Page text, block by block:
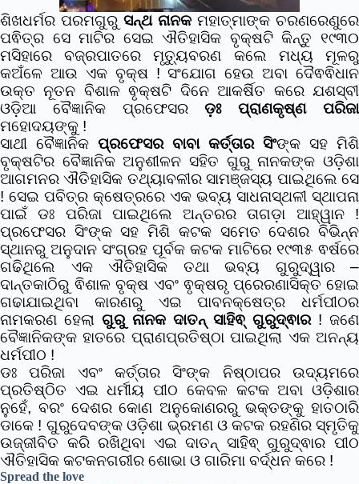
ଶିଖଧର୍ମର ପରମଗୁରୁ ସନ୍ଥ ନାନକ ମହାତ୍ମାଙ୍କ ଚରଣରେଣୁରେ
ପଵିତ୍ର ସେ ମାଟିର ସେଇ ଐତିହାସିକ ବୃକ୍ଷଟି କିନ୍ତୁ ୧୯୩୦
ମସିହାରେ ବଜ୍ରପାତରେ ମୃତ୍ୟୁବରଣ କଲେ ମଧ୍ୟ ମୂଳରୁ
କଅଁଳେ ଆଉ ଏକ ବୃକ୍ଷ ! ସଂଯୋଗ ହେଉ ଅବା ଦୈଵଵିଧାନ
ଉକ୍ତ ନୂତନ ବିଶାଳ ଵୃକ୍ଷଟି ଦିନେ ଆକର୍ଷିତ କରେ ଯଶସ୍ବୀ
ଓଡ଼ିଆ ବୈଜ୍ଞାନିକ ପ୍ରଫେସରଡ଼ଃ ପ୍ରାଣକୃଷ୍ଣ ପରିଜା
ମହୋଦୟଙ୍କୁ !
ସାଥୀ ବୈଜ୍ଞାନିକ ପ୍ରଫେସର ବାବା କର୍ତ୍ତାର ସିଂଙ୍କ ସହ ମିଶି
ବୃକ୍ଷଟିର ବୈଜ୍ଞାନିକ ଅନୁଶୀଳନ ସହିତ ଗୁରୁ ନାନକଙ୍କ ଓଡ଼ିଶା
ଆଗମନର ଐତିହାସିକ ତଥ୍ୟାବଳୀର ସାମଞ୍ଜସ୍ୟ ପାଇଥିଲେ ସେ
! ସେଇ ପବିତ୍ର କ୍ଷେତ୍ରରେ ଏକ ଭବ୍ୟ ସାଧନାସ୍ଥଳୀ ସ୍ଥାପନା
ପାଇଁ ଡଃ ପରିଜା ପାଇଥିଲେ ଅନ୍ତରର ତାଗଡ଼ା ଆହ୍ୱାନ !
ପ୍ରଫେସର ସିଂଙ୍କ ସହ ମିଶି କଟକ ସମେତ ଦେଶର ବିଭିନ୍ନ
ସ୍ଥାନରୁ ଅନୁଦାନ ସଂଗ୍ରହ ପୂର୍ବକ କଟକ ମାଟିରେ ୧୯୩୫ ଵର୍ଷରେ
ଗଢିଥିଲେ ଏକ ଐତିହାସିକ ତଥା ଭବ୍ୟ ଗୁରୁଦ୍ୱାର –
ଦାନ୍ତକାଠିରୁ ଵିଶାଳ ବୃକ୍ଷ ଏବଂ ଵୃକ୍ଷରୃ ପ୍ରେରଣାସିକ୍ତ ହୋଇ
ଗଢାଯାଇଥିବା କାରଣରୁ ଏଇ ପାବନକ୍ଷେତ୍ର ଧର୍ମପୀଠର
ନାମକରଣ ହେଲା ଗୁରୁ ନାନକ ଦାତନ୍ ସାହିଵ୍ ଗୁରୁଦ୍ଵାର! ଜଣେ
ବୈଜ୍ଞାନିକଙ୍କ ହାତରେ ପ୍ରାଣପ୍ରତିଷ୍ଠା ପାଇଥିଲା ଏକ ଅନନ୍ୟ
ଧର୍ମପୀଠ !
ଡଃ ପରିଜା ଏବଂ କର୍ତ୍ତାର ସିଂଙ୍କ ନିଷ୍ଠାପର ଉଦ୍ୟମରେ
ପ୍ରତିଷ୍ଠିତ ଏଇ ଧର୍ମୀୟ ପୀଠ କେବଳ କଟକ ଅବା ଓଡ଼ିଶାର
ନୁହେଁ, ବରଂ ଦେଶର କୋଣ ଅନୁକୋଣରରୁ ଭକ୍ତଙ୍କୁ ହାତଠାରି
ଡାକେ ! ଗୁରୁଦେବଙ୍କ ଓଡ଼ିଶା ଭ୍ରମଣ ଓ କଟକ ରହଣିର ସ୍ମୃତିକୁ
ଉଜ୍ଜୀବିତ କରି ରଖିଥିବା ଏଇ ଦାତନ୍ ସାହିଵ୍ ଗୁରୁଦ୍ଵାର ପୀଠ
ଐତିହାସିକ କଟକନଗରୀର ଶୋଭା ଓ ଗାରିମା ବର୍ଦ୍ଧନ କରେ !
Spread the love